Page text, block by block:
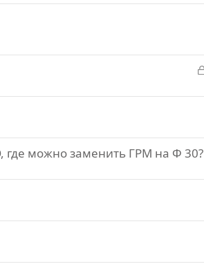
где можно заменить ГРМ на Ф 30?